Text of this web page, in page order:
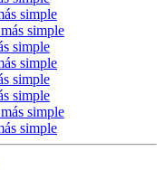
simple
simple
simple
simple
simple
simple
simple
simple